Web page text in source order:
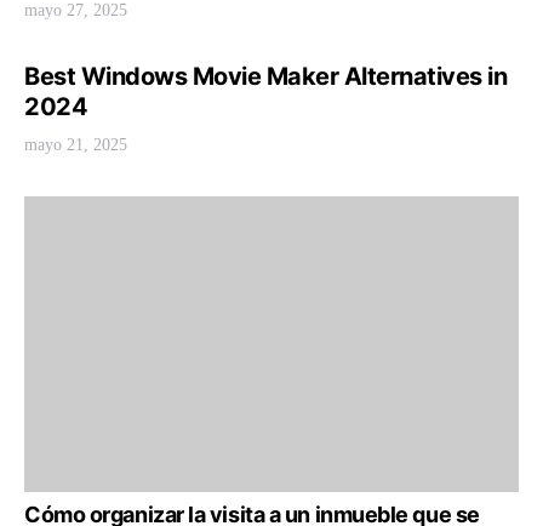
mayo 27, 2025
Best Windows Movie Maker Alternatives in
2024
mayo 21, 2025
Cómo organizar la visita a un inmueble que se